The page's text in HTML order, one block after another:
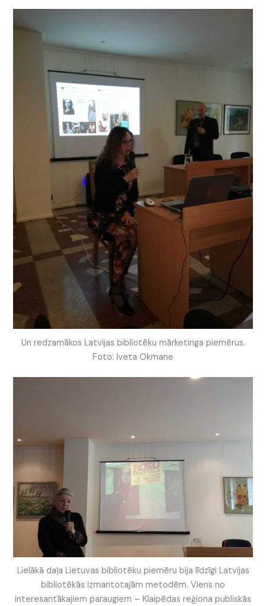
Un redzamākos Latvijas bibliotēku mārketinga piemērus.
Foto: Iveta Okmane
Lielākā daļa Lietuvas bibliotēku piemēru bija līdzīgi Latvijas
bibliotēkās izmantotajām metodēm. Viens no
interesantākajiem paraugiem – Klaipēdas reģiona publiskās